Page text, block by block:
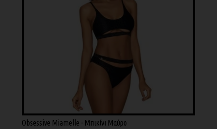
Obsessive Miamelle - Μπικίνι Μαύρο